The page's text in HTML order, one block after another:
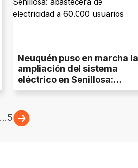
Neuquén puso en marcha la
ampliación del sistema
eléctrico en Senillosa:
abastecerá de electricidad
...5